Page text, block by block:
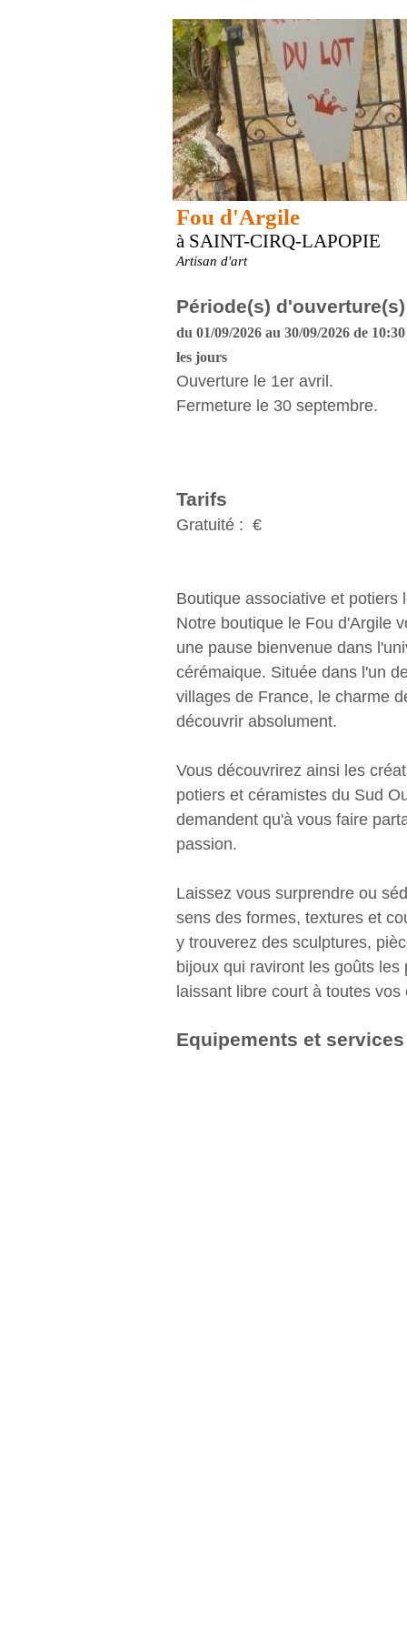
Fou d'Argile
à SAINT-CIRQ-LAPOPIE
Artisan d'art
Période(s) d'ouverture(s)
du 01/09/2026 au 30/09/2026 de
les jours
Ouverture le 1er avril.
Fermeture le 30 septembre.
Tarifs
Gratuité : €
Boutique associative et potiers
Notre boutique le Fou d'Argile
une pause bienvenue dans
cérémaique. Située dans l'un
villages de France, le charme
découvrir absolument.
Vous découvrirez ainsi les
potiers et céramistes du Sud
demandent qu'à vous faire
passion.
Laissez vous surprendre ou
sens des formes, textures et
y trouverez des sculptures,
bijoux qui raviront les goûts les
laissant libre court à toutes vos
Equipements et services